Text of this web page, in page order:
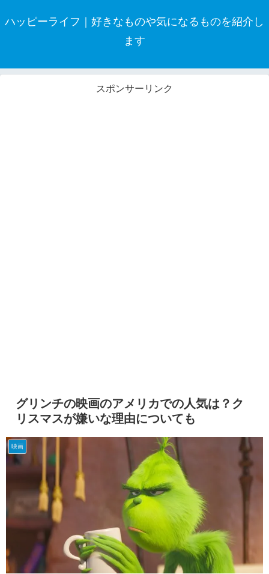
ハッピーライフ｜好きなものや気になるものを紹介し
ます
スポンサーリンク
グリンチの映画のアメリカでの人気は？ク
リスマスが嫌いな理由についても
映画